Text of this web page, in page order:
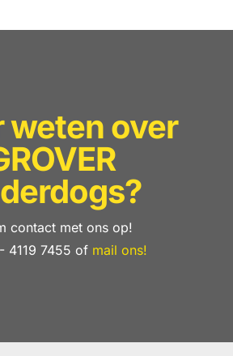
weten over
contact met ons op!
4119 7455 of mail ons!